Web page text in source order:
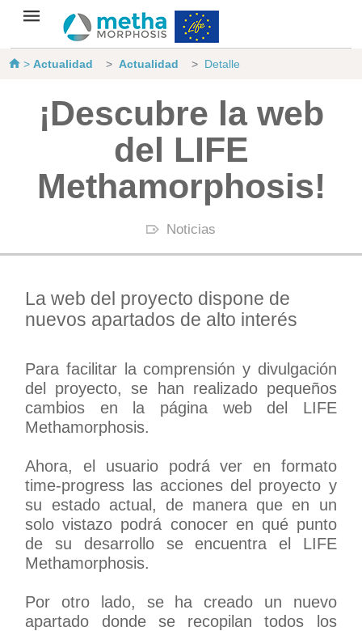
>Actualidad Actualidad Detalle
¡Descubre la web
del LIFE
Methamorphosis!
Noticias
La web del proyecto dispone de
nuevos apartados de alto interés
Para facilitar la comprensión y divulgación
del proyecto, se han realizado pequeños
cambios en la página web del LIFE
Methamorphosis.
Ahora, el usuario podrá ver en formato
time-progress las acciones del proyecto y
su estado actual, de manera que en un
solo vistazo podrá conocer en qué punto
de su desarrollo se encuentra el LIFE
Methamorphosis.
Por otro lado, se ha creado un nuevo
apartado donde se recopilan todos los